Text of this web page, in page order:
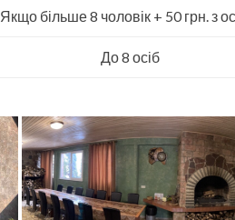
Якщо більше 8 чоловік + 50 грн. з
До 8 осіб